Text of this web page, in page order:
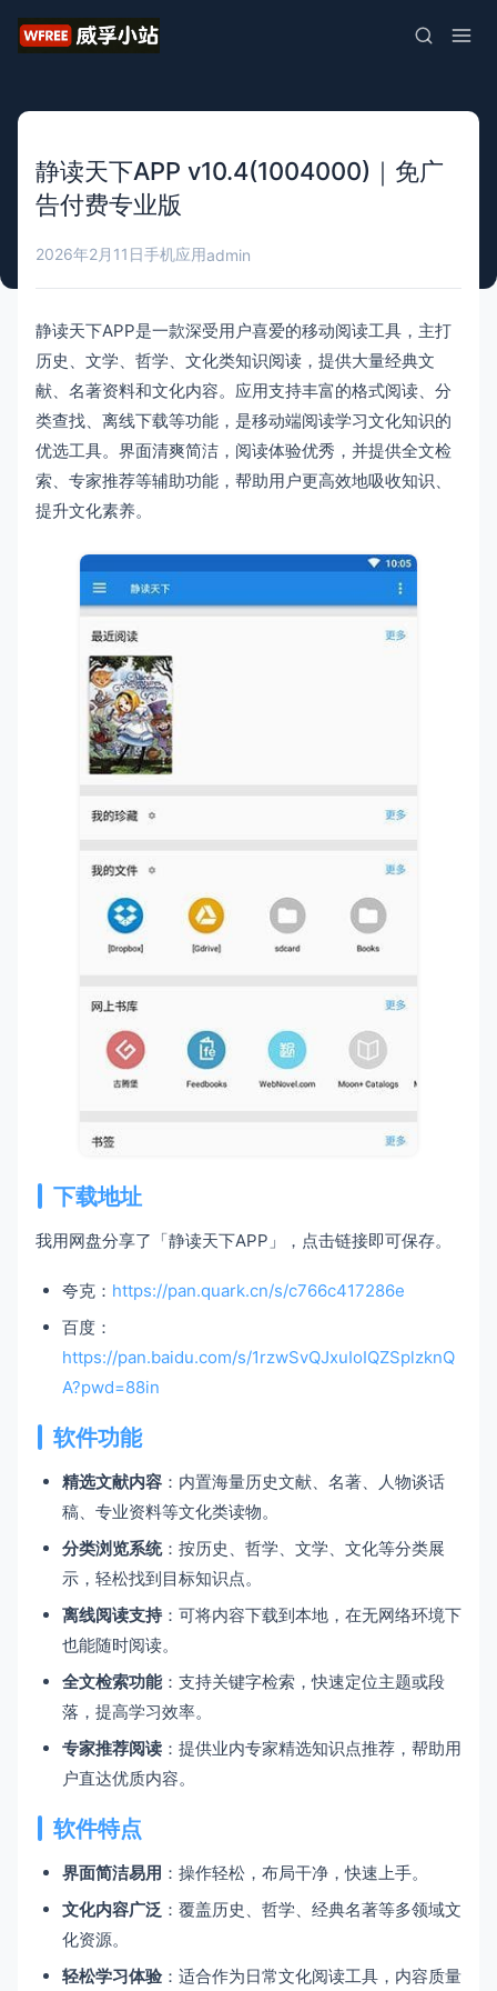
静读天下APP v10.4(1004000)｜免广
告付费专业版
2026年2月11日手机应用admin
静读天下APP是一款深受用户喜爱的移动阅读工具，主打
历史、文学、哲学、文化类知识阅读，提供大量经典文
献、名著资料和文化内容。应用支持丰富的格式阅读、分
类查找、离线下载等功能，是移动端阅读学习文化知识的
优选工具。界面清爽简洁，阅读体验优秀，并提供全文检
索、专家推荐等辅助功能，帮助用户更高效地吸收知识、
提升文化素养。
下载地址
我用网盘分享了「静读天下APP」，点击链接即可保存。
夸克： https://pan.quark.cn/s/c766c417286e
百度：
https://pan.baidu.com/s/1rzwSvQJxuIoIQZSplzknQ
A?pwd=88in
软件功能
精选文献内容 ：内置海量历史文献、名著、人物谈话
稿、专业资料等文化类读物。
分类浏览系统：按历史、哲学、文学、文化等分类展
示，轻松找到目标知识点。
离线阅读支持：可将内容下载到本地，在无网络环境下
也能随时阅读。
全文检索功能：支持关键字检索，快速定位主题或段
落，提高学习效率。
专家推荐阅读 ：提供业内专家精选知识点推荐，帮助用
户直达优质内容。
软件特点
界面简洁易用 ：操作轻松，布局干净，快速上手。
文化内容广泛 ：覆盖历史、哲学、经典名著等多领域文
化资源。
轻松学习体验：适合作为日常文化阅读工具，内容质量